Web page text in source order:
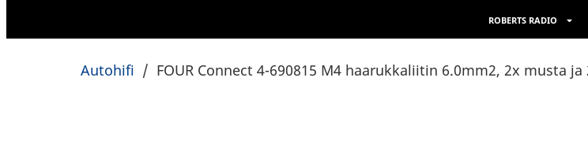
ROBERTS RADIO
Autohifi / FOUR Connect 4-690815 M4 haarukkaliitin 6.0mm2, 2x musta